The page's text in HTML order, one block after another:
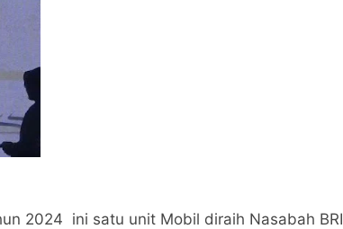
2024 ini satu unit Mobil diraih Nasabah BRI